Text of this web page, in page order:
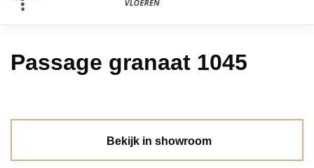
Passage granaat 1045
Bekijk in showroom